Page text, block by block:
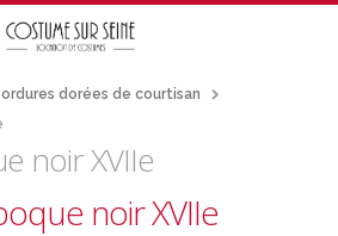
dorées de courtisan
noir XVIIe
noir XVIIe